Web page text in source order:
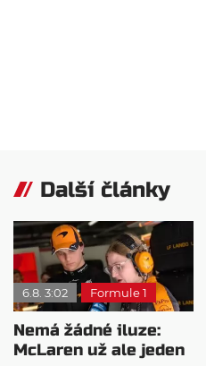
Další články
6.8. 3:02 Formule 1
Nemá žádné iluze:
McLaren už ale jeden